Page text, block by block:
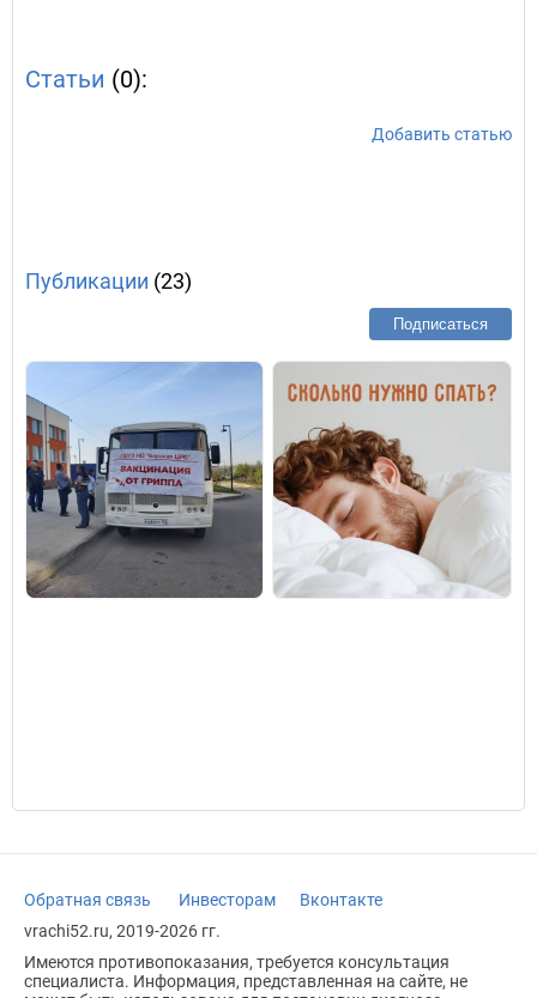
Статьи (0):
Добавить статью
Публикации (23)
Подписаться
Обратная связь Инвесторам
Вконтакте
vrachi52.ru, 2019-2026 гг.
Имеются противопоказания, требуется консультация
специалиста. Информация, представленная на сайте, не